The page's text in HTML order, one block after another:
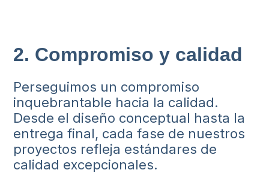
2. Compromiso y calidad
Perseguimos un compromiso
inquebrantable hacia la calidad.
Desde el diseño conceptual hasta la
entrega final, cada fase de nuestros
proyectos refleja estándares de
calidad excepcionales.